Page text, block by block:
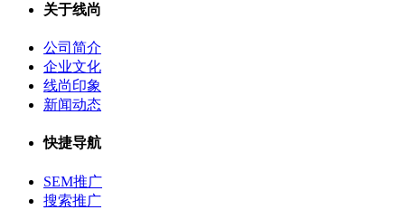
关于线尚
公司简介
企业文化
线尚印象
新闻动态
快捷导航
SEM推广
搜索推广